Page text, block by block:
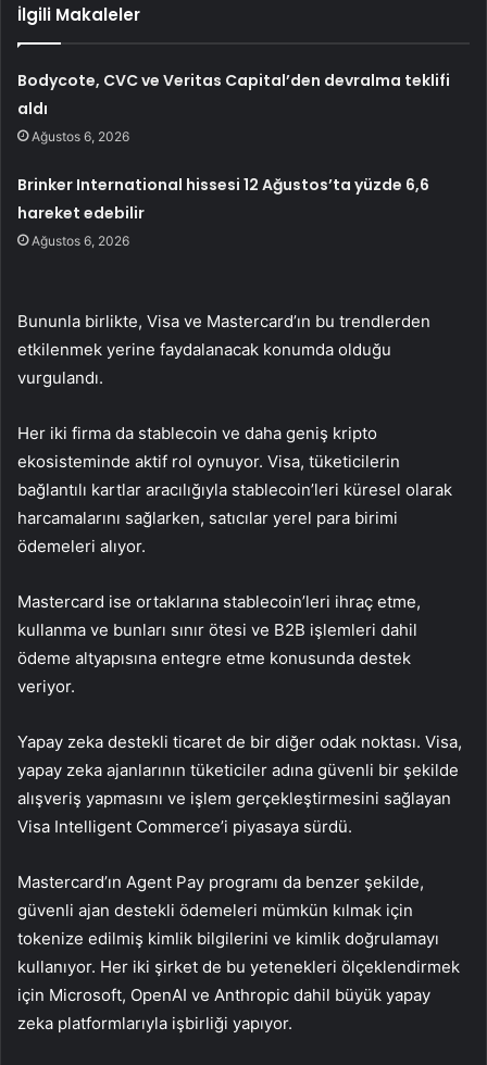
İlgili Makaleler
Bodycote, CVC ve Veritas Capital’den devralma teklifi
aldı
Ağustos 6, 2026
Brinker International hissesi 12 Ağustos’ta yüzde 6,6
hareket edebilir
Ağustos 6, 2026
Bununla birlikte, Visa ve Mastercard’ın bu trendlerden
etkilenmek yerine faydalanacak konumda olduğu
vurgulandı.
Her iki firma da stablecoin ve daha geniş kripto
ekosisteminde aktif rol oynuyor. Visa, tüketicilerin
bağlantılı kartlar aracılığıyla stablecoin’leri küresel olarak
harcamalarını sağlarken, satıcılar yerel para birimi
ödemeleri alıyor.
Mastercard ise ortaklarına stablecoin’leri ihraç etme,
kullanma ve bunları sınır ötesi ve B2B işlemleri dahil
ödeme altyapısına entegre etme konusunda destek
veriyor.
Yapay zeka destekli ticaret de bir diğer odak noktası. Visa,
yapay zeka ajanlarının tüketiciler adına güvenli bir şekilde
alışveriş yapmasını ve işlem gerçekleştirmesini sağlayan
Visa Intelligent Commerce’i piyasaya sürdü.
Mastercard’ın Agent Pay programı da benzer şekilde,
güvenli ajan destekli ödemeleri mümkün kılmak için
tokenize edilmiş kimlik bilgilerini ve kimlik doğrulamayı
kullanıyor. Her iki şirket de bu yetenekleri ölçeklendirmek
için Microsoft, OpenAI ve Anthropic dahil büyük yapay
zeka platformlarıyla işbirliği yapıyor.